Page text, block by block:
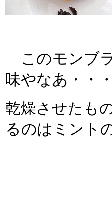
このモンブ
味やなあ・・
乾燥させたも
るのはミント